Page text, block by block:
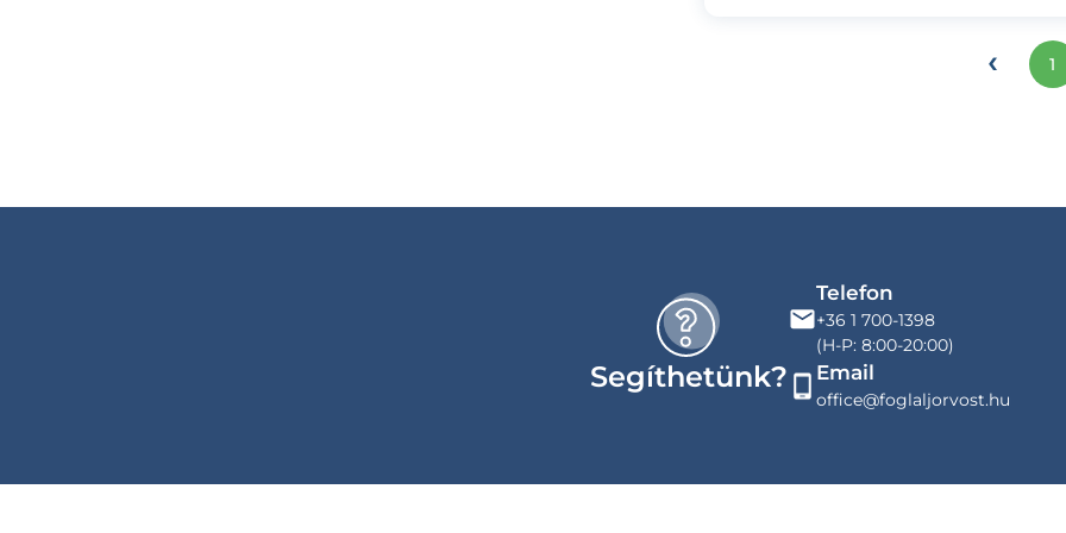
‹ 1
Segíthetünk?
Telefon
+36 1 700-1398
(H-P: 8:00-20:00)
Email
office@foglaljorvost.hu